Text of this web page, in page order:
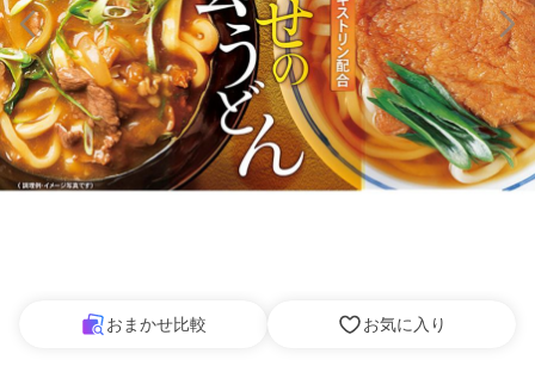
おまかせ比較 お気に入り